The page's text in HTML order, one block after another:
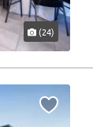
(24)